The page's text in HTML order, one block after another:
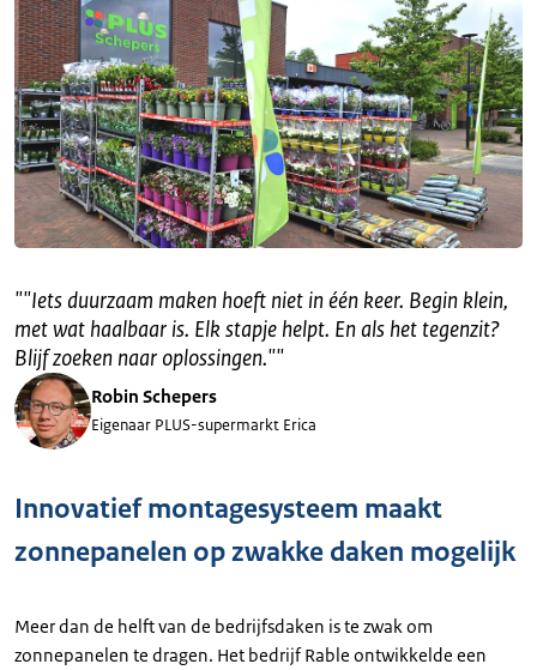
""Iets duurzaam maken hoeft niet in één keer. Begin klein,
met wat haalbaar is. Elk stapje helpt. En als het tegenzit?
Blijf zoeken naar oplossingen.""
Robin Schepers
Eigenaar PLUS-supermarkt Erica
Innovatief montagesysteem maakt
zonnepanelen op zwakke daken mogelijk
Meer dan de helft van de bedrijfsdaken is te zwak om
zonnepanelen te dragen. Het bedrijf Rable ontwikkelde een